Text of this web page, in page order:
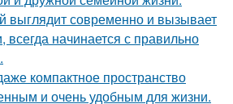
выглядит современно и вызывает
начинается с правильно
компактное пространство
и очень удобным для жизни.